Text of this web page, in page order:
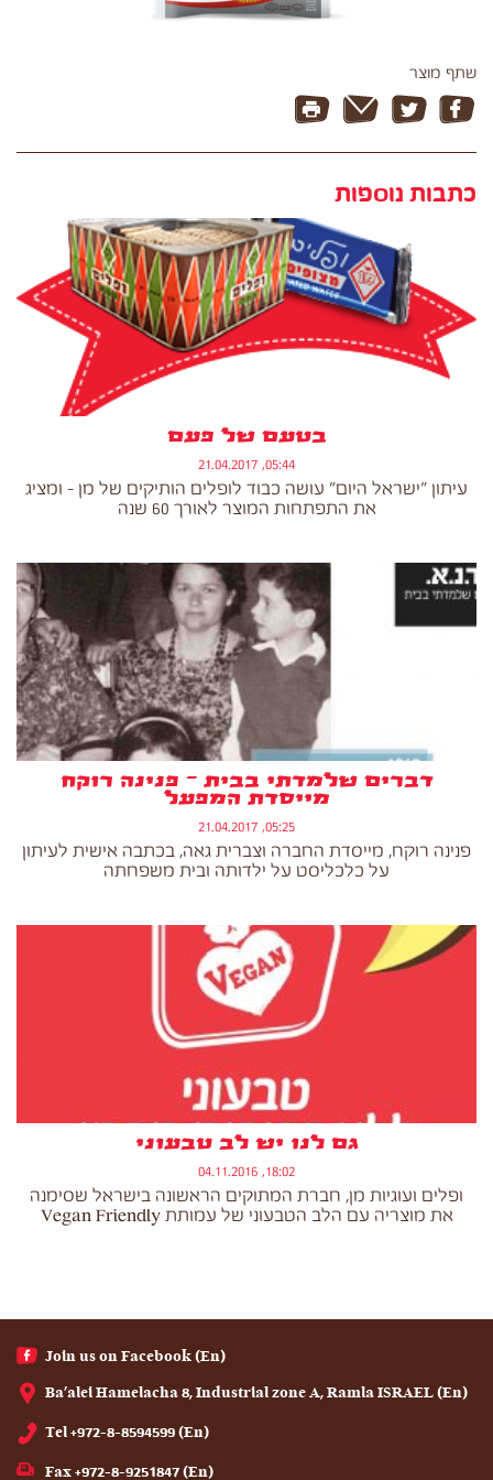
שתף מוצר
כתבות נוספות
בטעם של פעם
05:44, 21.04.2017
עיתון "ישראל היום" עושה כבוד לופלים הותיקים של מן - ומציג
את התפתחות המוצר לאורך 60 שנה
דברים שלמדתי בבית – פנינה רוקח
מייסדת המפעל
05:25, 21.04.2017
פנינה רוקח, מייסדת החברה וצברית גאה, בכתבה אישית לעיתון
על כלכליסט על ילדותה ובית משפחתה
גם לנו יש לב טבעוני
18:02, 04.11.2016
ופלים ועוגיות מן, חברת המתוקים הראשונה בישראל שסימנה
את מוצריה עם הלב הטבעוני של עמותת Vegan Friendly
(En) Join us on Facebook
(En) Ba'alei Hamelacha 8, Industrial zone A, Ramla ISRAEL
(En) Tel +972-8-8594599
(En) Fax +972-8-9251847